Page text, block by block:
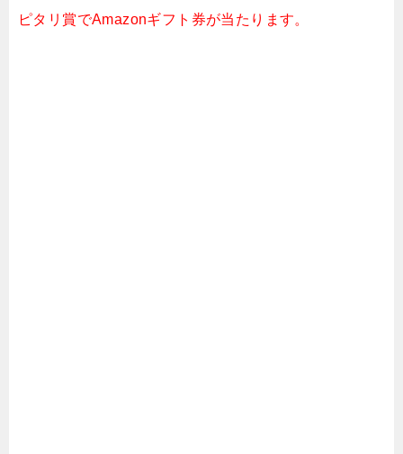
ピタリ賞でAmazonギフト券が当たります。